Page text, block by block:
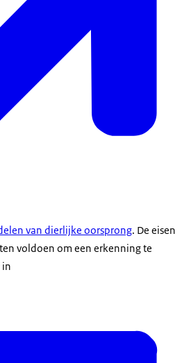
van dierlijke oorsprong. De eisen
voldoen om een erkenning te
in